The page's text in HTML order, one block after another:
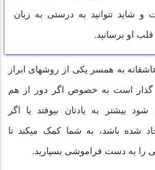
و شاید نتوانید به درستی به زبان
قلب او برسانید.
به همسر یکی از روشهای ابراز
گذار است به خصوص اگر دور از هم
بیشتر به یادتان بیوفتد یا اگر
شده باشد، به شما کمک میکند تا
را به دست فراموشی بسپارید.